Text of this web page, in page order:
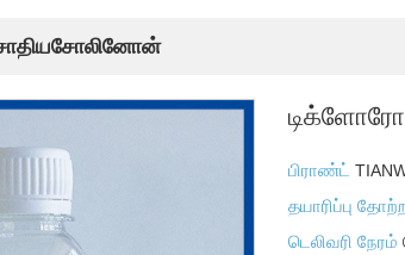
பிராண்ட்
தயாரிப்பு
டெலிவரி நேரம்